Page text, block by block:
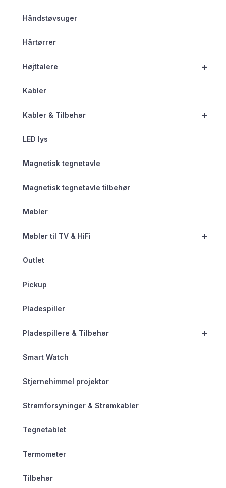
Håndstøvsuger
Hårtørrer
+
Højttalere
Kabler
+
Kabler & Tilbehør
LED lys
Magnetisk tegnetavle
Magnetisk tegnetavle tilbehør
Møbler
+
Møbler til TV & HiFi
Outlet
Pickup
Pladespiller
+
Pladespillere & Tilbehør
Smart Watch
Stjernehimmel projektor
Strømforsyninger & Strømkabler
Tegnetablet
Termometer
Tilbehør